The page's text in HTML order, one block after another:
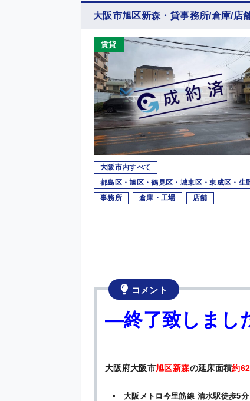
大阪市旭区新森・貸事務所/倉庫/店
賃貸
大阪市内すべて
都島区・旭区・鶴見区・城東区・東成区・生
事務所
倉庫・工場 店舗
コメント
—終了致しまし
大阪府大阪市旭区新森の延床面積約
▪ 大阪メトロ今里筋線 清水駅徒歩5分